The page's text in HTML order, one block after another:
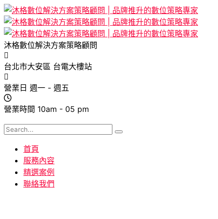
沐格數位解決方案策略顧問
台北市大安區 台電大樓站
營業日 週一 - 週五
營業時間 10am - 05 pm
首頁
服務內容
精選案例
聯絡我們